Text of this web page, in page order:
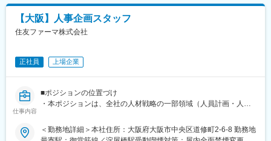
きる。
・グローバルの関連企業も業務範囲となるため、海外含め業務を
行うことができる。
■当社の魅力：
◇風通しの良さ
率化から働きやすさ向上まで、社員の声が実際の制度や運営改善
につながっています。
善プロジェクトに挑戦できるため、日々の仕事を通じて着実にス
キルアップできる環境です。
定期的に社長との個別面談を実施しており、業務課題だけでな
【大阪】人事企画スタッフ
住友ファーマ株式会社
正社員 上場企業
仕事内容
■ポジションの位置づけ
・本ポジションは、全社の人材戦略の一部領域（人員計画・人件
的資源配分の最適化に責任を持つ。
＜勤務地詳細＞本社住所：大阪府大阪市中央区道修町2-6-8 勤務地